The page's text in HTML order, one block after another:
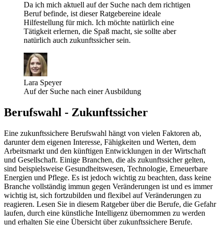
Da ich mich aktuell auf der Suche nach dem richtigen
Beruf befinde, ist dieser Ratgebereine ideale
Hilfestellung für mich. Ich möchte natürlich eine
Tätigkeit erlernen, die Spaß macht, sie sollte aber
natürlich auch zukunftssicher sein.
Lara Speyer
Auf der Suche nach einer Ausbildung
Berufswahl - Zukunftssicher
Eine zukunftssichere Berufswahl hängt von vielen Faktoren ab,
darunter dem eigenen Interesse, Fähigkeiten und Werten, dem
Arbeitsmarkt und den künftigen Entwicklungen in der Wirtschaft
und Gesellschaft. Einige Branchen, die als zukunftssicher gelten,
sind beispielsweise Gesundheitswesen, Technologie, Erneuerbare
Energien und Pflege. Es ist jedoch wichtig zu beachten, dass keine
Branche vollständig immun gegen Veränderungen ist und es immer
wichtig ist, sich fortzubilden und flexibel auf Veränderungen zu
reagieren. Lesen Sie in diesem Ratgeber über die Berufe, die Gefahr
laufen, durch eine künstliche Intelligenz übernommen zu werden
und erhalten Sie eine Übersicht über zukunftssichere Berufe.